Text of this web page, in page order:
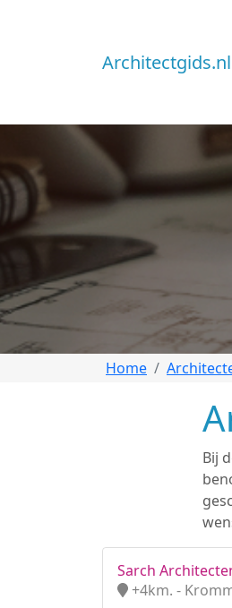
Architectgids.nl
Home
Bij
Sarch
+4km. -